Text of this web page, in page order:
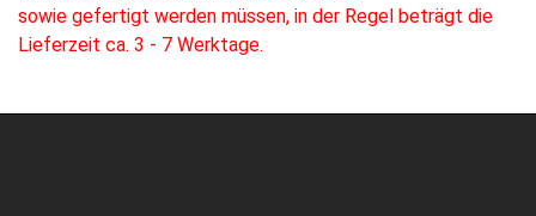
sowie gefertigt werden müssen, in der Regel beträgt die
Lieferzeit ca. 3 - 7 Werktage.